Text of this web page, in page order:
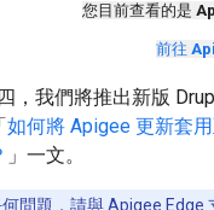
您目前查看的是
前往
，我們將推出新版
如何將 Apigee 更新套
」一文。
問題，請與Apigee Edge